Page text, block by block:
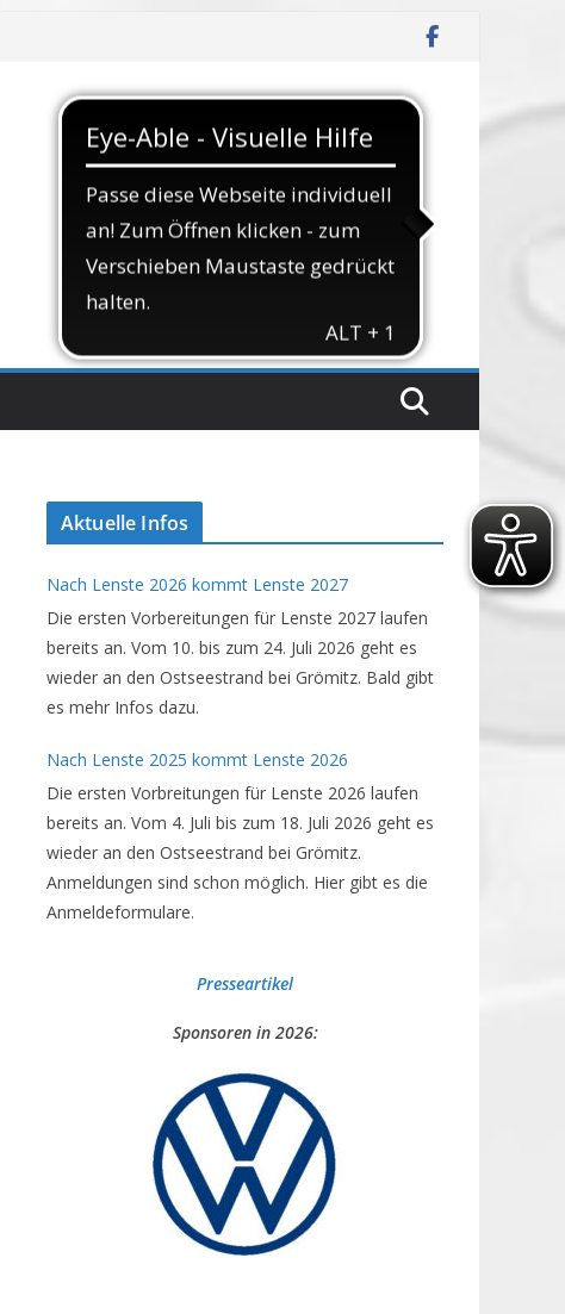
Aktuelle Infos
Nach Lenste 2026 kommt Lenste 2027
Die ersten Vorbereitungen für Lenste 2027 laufen
bereits an. Vom 10. bis zum 24. Juli 2026 geht es
wieder an den Ostseestrand bei Grömitz. Bald gibt
es mehr Infos dazu.
Nach Lenste 2025 kommt Lenste 2026
Die ersten Vorbreitungen für Lenste 2026 laufen
bereits an. Vom 4. Juli bis zum 18. Juli 2026 geht es
wieder an den Ostseestrand bei Grömitz.
Anmeldungen sind schon möglich. Hier gibt es die
Anmeldeformulare.
Presseartikel
Sponsoren in 2026: